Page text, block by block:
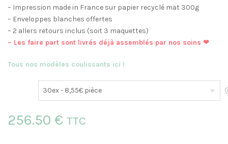
– Impression made in France sur papier recyclé mat 300g
– Enveloppes blanches offertes
– 2 allers retours inclus (soit 3 maquettes)
– Les faire part sont livrés déjà assemblés par nos soins ❤
Tous nos modèles coulissants ici !
256.50 € TTC